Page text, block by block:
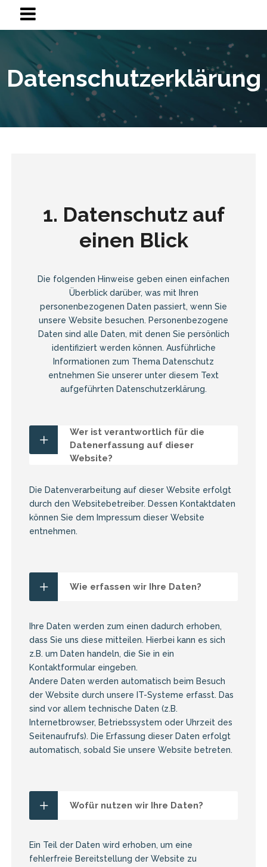
Datenschutzerklärung
1. Datenschutz auf
einen Blick
Die folgenden Hinweise geben einen einfachen
Überblick darüber, was mit Ihren
personenbezogenen Daten passiert, wenn Sie
unsere Website besuchen. Personenbezogene
Daten sind alle Daten, mit denen Sie persönlich
identifiziert werden können. Ausführliche
Informationen zum Thema Datenschutz
entnehmen Sie unserer unter diesem Text
aufgeführten Datenschutzerklärung.
Wer ist verantwortlich für die
Datenerfassung auf dieser
Website?
Die Datenverarbeitung auf dieser Website erfolgt
durch den Websitebetreiber. Dessen Kontaktdaten
können Sie dem Impressum dieser Website
entnehmen.
Wie erfassen wir Ihre Daten?
Ihre Daten werden zum einen dadurch erhoben,
dass Sie uns diese mitteilen. Hierbei kann es sich
z.B. um Daten handeln, die Sie in ein
Kontaktformular eingeben.
Andere Daten werden automatisch beim Besuch
der Website durch unsere IT-Systeme erfasst. Das
sind vor allem technische Daten (z.B.
Internetbrowser, Betriebssystem oder Uhrzeit des
Seitenaufrufs). Die Erfassung dieser Daten erfolgt
automatisch, sobald Sie unsere Website betreten.
Wofür nutzen wir Ihre Daten?
Ein Teil der Daten wird erhoben, um eine
fehlerfreie Bereitstellung der Website zu